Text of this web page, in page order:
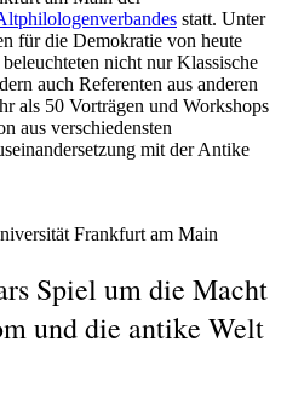
statt. Unter
für die Demokratie von heute
beleuchteten nicht nur Klassische
auch Referenten aus anderen
als 50 Vorträgen und Workshops
aus verschiedensten
mit der Antike
Frankfurt am Main
Spiel um die Macht
und die antike Welt